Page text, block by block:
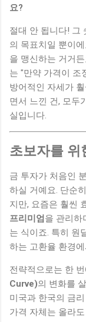
요?
절대 안 됩니다! 그
의 목표치일 뿐이
을 맹신하는 거거
는 "만약 가격이 조
방어적인 자세가
면서 느낀 건, 모두
실입니다.
초보자를 위
금 투자가 처음인
하실 거예요. 단순
지만, 요즘은 훨씬
프리미엄 을 관리하
는 식이죠. 특히 원
하는 고환율 환경
전략적으로는 한
Curve)의 변화를
미국과 한국의 금
가격 자체는 올라